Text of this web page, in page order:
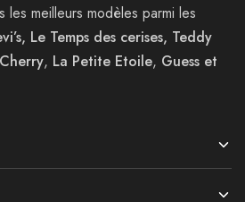
les meilleurs modèles parmi les
Le Temps des cerises, Teddy
, La Petite Etoile, Guess et